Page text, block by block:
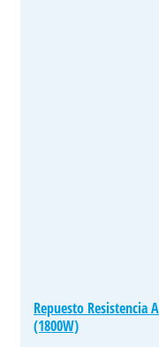
Repuesto Resistencia
(1800W)